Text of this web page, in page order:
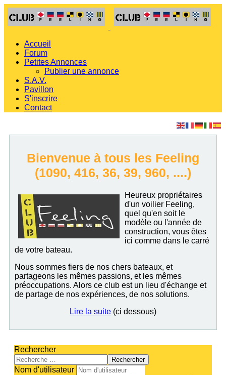
Accueil
Forum
Petites Annonces
Publier une annonce
S.A.V.
Pavillon
S'inscrire
Contact
Bienvenue à tous les Feeling
(1090, 416, 36, 39, 960, ....)
Heureux propriétaires
d'un voilier Feeling,
quel qu'en soit le
modèle ou l'année de
construction, vous êtes
ici comme dans le carré
de votre bateau.
Nous sommes fiers de nos chers bateaux, et
partageons les mêmes passions, et les mêmes
préoccupations. Alors ce club est un lieu d'échange et
de partage de nos expériences, de nos solutions.
Lire la suite (ci dessous)
Rechercher
Rechercher
Nom d'utilisateur